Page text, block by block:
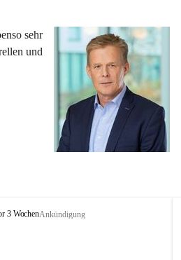
sehr
und
3 WochenAnkündigung